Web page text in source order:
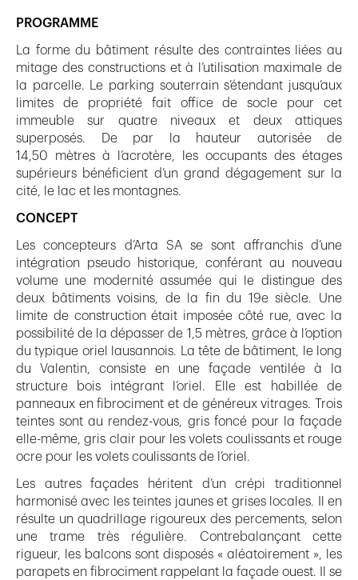
PROGRAMME
La forme du bâtiment résulte des contraintes liées au
mitage des constructions et à l’utilisation maximale de
la parcelle. Le parking souterrain s’étendant jusqu’aux
limites de propriété fait office de socle pour cet
immeuble sur quatre niveaux et deux attiques
superposés. De par la hauteur autorisée de
14,50 mètres à l’acrotère, les occupants des étages
supérieurs bénéficient d’un grand dégagement sur la
cité, le lac et les montagnes.
CONCEPT
Les concepteurs d’Arta SA se sont affranchis d’une
intégration pseudo historique, conférant au nouveau
volume une modernité assumée qui le distingue des
deux bâtiments voisins, de la fin du 19e siècle. Une
limite de construction était imposée côté rue, avec la
possibilité de la dépasser de 1,5 mètres, grâce à l’option
du typique oriel lausannois. La tête de bâtiment, le long
du Valentin, consiste en une façade ventilée à la
structure bois intégrant l’oriel. Elle est habillée de
panneaux en fibrociment et de généreux vitrages. Trois
teintes sont au rendez-vous, gris foncé pour la façade
elle-même, gris clair pour les volets coulissants et rouge
ocre pour les volets coulissants de l’oriel.
Les autres façades héritent d’un crépi traditionnel
harmonisé avec les teintes jaunes et grises locales. Il en
résulte un quadrillage rigoureux des percements, selon
une trame très régulière. Contrebalançant cette
rigueur, les balcons sont disposés « aléatoirement », les
parapets en fibrociment rappelant la façade ouest. Il se